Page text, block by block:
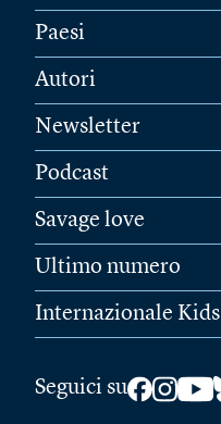
Paesi
Autori
Newsletter
Podcast
Savage love
Ultimo numero
Internazionale Kids
Seguici su